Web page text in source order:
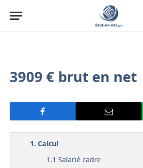
3909 € brut en net
1. Calcul
1.1 Salarié cadre